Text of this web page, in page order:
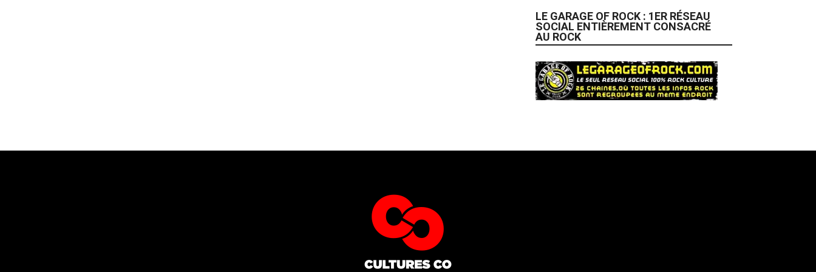
LE GARAGE OF ROCK : 1ER RÉSEAU
SOCIAL ENTIÈREMENT CONSACRÉ
AU ROCK